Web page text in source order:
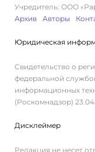
Учредитель: ООО
Архив
Авторы
Юридическая
Свидетельство о
федеральной
информационных
(Роскомнадзор)
Дисклеймер
Редакция не несет